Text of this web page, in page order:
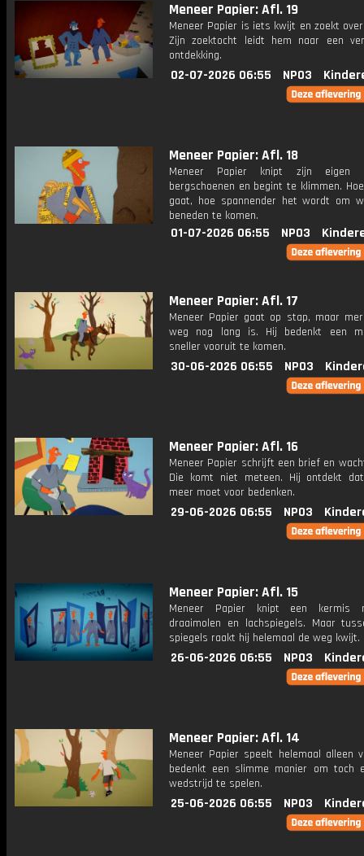
Meneer Papier: Afl. 19
Meneer Papier is iets kwijt en zoekt
Zijn zoektocht leidt hem naar een
ontdekking.
02-07-2026 06:55 NPO3
Meneer Papier: Afl. 18
Meneer Papier knipt zijn eigen
bergschoenen en begint te klimmen.
gaat, hoe spannender het wordt om
beneden te komen.
01-07-2026 06:55 NPO3
Meneer Papier: Afl. 17
Meneer Papier gaat op stap, maar
weg nog lang is. Hij bedenkt een
sneller vooruit te komen.
30-06-2026 06:55 NPO3
Meneer Papier: Afl. 16
Meneer Papier schrijft een brief en
Die komt niet meteen. Hij ontdekt
meer moet voor bedenken.
29-06-2026 06:55 NPO3
Meneer Papier: Afl. 15
Meneer Papier knipt een kermis
draaimolen en lachspiegels. Maar
spiegels raakt hij helemaal de weg kwijt.
26-06-2026 06:55 NPO3
Meneer Papier: Afl. 14
Meneer Papier speelt helemaal alleen
bedenkt een slimme manier om toch
wedstrijd te spelen.
25-06-2026 06:55 NPO3